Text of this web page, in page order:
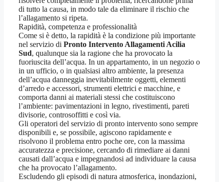
di tutto la causa, in modo tale da eliminare il rischio che
l’allagamento si ripeta.
Rapidità, competenza e professionalità
Come si è detto, la rapidità è la condizione più importante
nel servizio di Pronto Intervento Allagamenti Acilia
Sud, qualunque sia la ragione che ha provocato la
fuoriuscita dell’acqua. In un appartamento, in un negozio o
in un ufficio, o in qualsiasi altro ambiente, la presenza
dell’acqua danneggia inevitabilmente oggetti, elementi
d’arredo e accessori, strumenti elettrici e macchine, e
comporta danni ai materiali stessi che costituiscono
l’ambiente: pavimentazioni in legno, rivestimenti, pareti
divisorie, controsoffitti e così via.
Gli operatori del servizio di pronto intervento sono sempre
disponibili e, se possibile, agiscono rapidamente e
risolvono il problema entro poche ore, con la massima
accuratezza e precisione, cercando di rimediare ai danni
causati dall’acqua e impegnandosi ad individuare la causa
che ha provocato l’allagamento.
Escludendo gli episodi di natura atmosferica, inondazioni,